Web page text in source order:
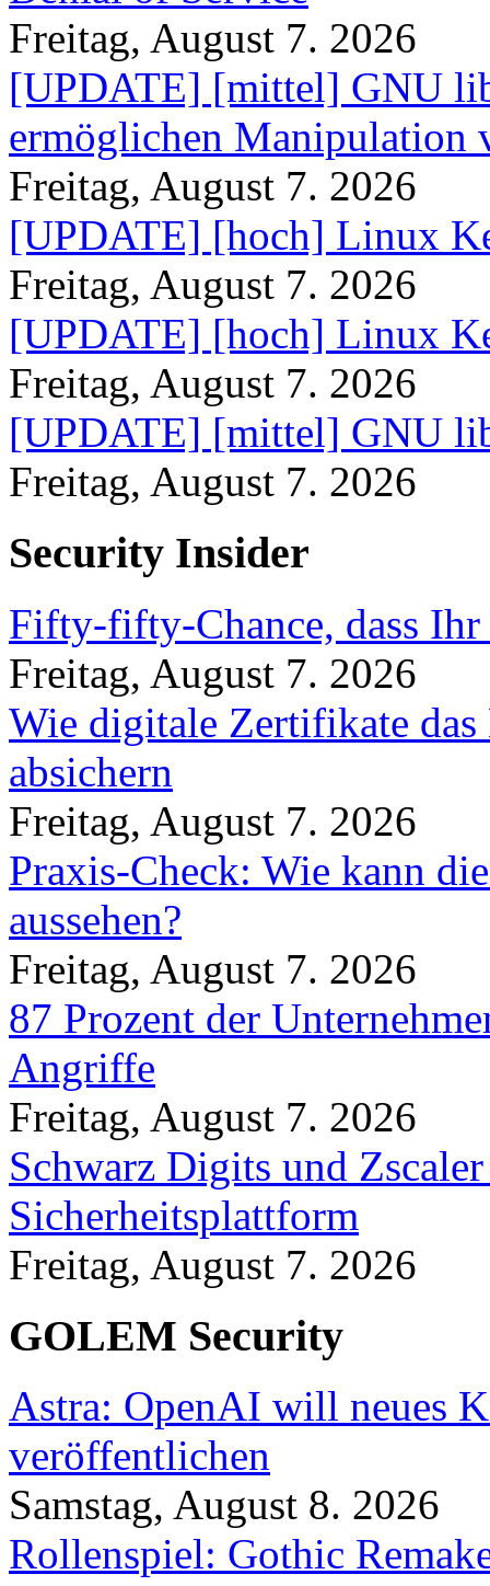
Freitag, August 7. 2026
[UPDATE] [mittel] GNU
ermöglichen Manipulation
Freitag, August 7. 2026
[UPDATE] [hoch] Linux
Freitag, August 7. 2026
[UPDATE] [hoch] Linux
Freitag, August 7. 2026
[UPDATE] [mittel] GNU
Freitag, August 7. 2026
Security Insider
Fifty-fifty-Chance, dass
Freitag, August 7. 2026
Wie digitale Zertifikate
absichern
Freitag, August 7. 2026
Praxis-Check: Wie kann
aussehen?
Freitag, August 7. 2026
87 Prozent der
Angriffe
Freitag, August 7. 2026
Schwarz Digits und
Sicherheitsplattform
Freitag, August 7. 2026
GOLEM Security
Astra: OpenAI will neues
veröffentlichen
Samstag, August 8. 2026
Rollenspiel: Gothic